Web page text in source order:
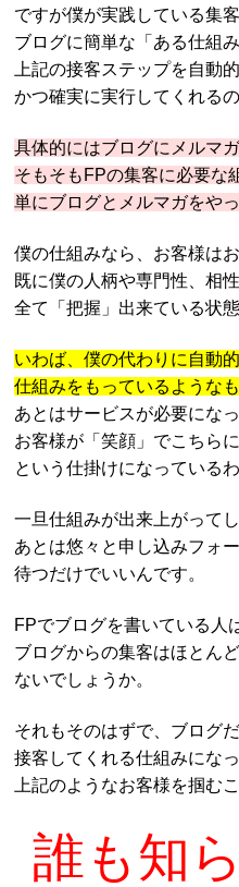
ですが僕が実践している集客
ブログに簡単な「ある仕組
上記の接客ステップを自動
かつ確実に実行してくれるの
具体的にはブログにメルマ
そもそもFPの集客に必要な
単にブログとメルマガをや
僕の仕組みなら、お客様は
既に僕の人柄や専門性、相
全て「把握」出来ている状
いわば、僕の代わりに自動
仕組みをもっているような
あとはサービスが必要になっ
お客様が「笑顔」でこちら
という仕掛けになっている
一旦仕組みが出来上がってし
あとは悠々と申し込みフォ
待つだけでいいんです。
FPでブログを書いている人
ブログからの集客はほとん
ないでしょうか。
それもそのはずで、ブログ
接客してくれる仕組みにな
上記のようなお客様を掴む
誰も知